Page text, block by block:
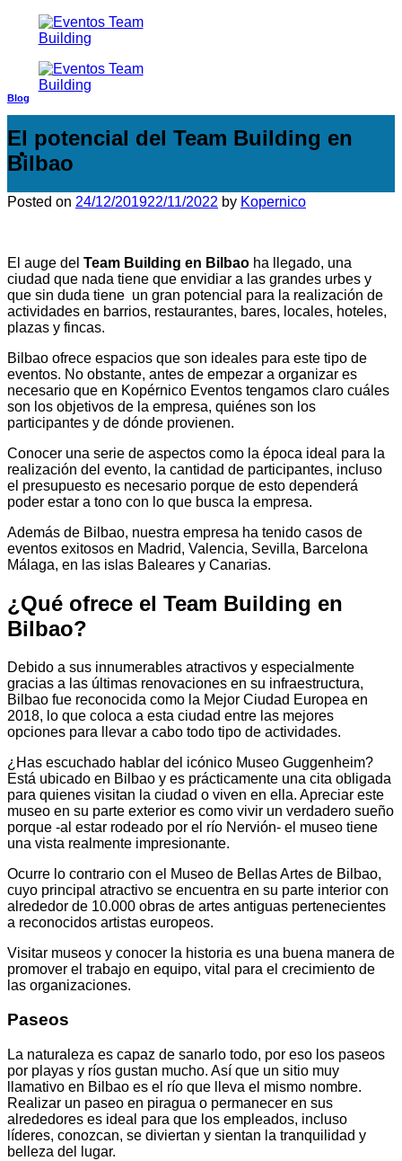
Saltar
contenido
Blog
El potencial del Team Building en
Bilbao
Posted on 24/12/201922/11/2022 by Kopernico
El auge del Team Building en Bilbao ha llegado, una
ciudad que nada tiene que envidiar a las grandes urbes y
que sin duda tiene un gran potencial para la realización de
actividades en barrios, restaurantes, bares, locales, hoteles,
plazas y fincas.
Bilbao ofrece espacios que son ideales para este tipo de
eventos. No obstante, antes de empezar a organizar es
necesario que en Kopérnico Eventos tengamos claro cuáles
son los objetivos de la empresa, quiénes son los
participantes y de dónde provienen.
Conocer una serie de aspectos como la época ideal para la
realización del evento, la cantidad de participantes, incluso
el presupuesto es necesario porque de esto dependerá
poder estar a tono con lo que busca la empresa.
Además de Bilbao, nuestra empresa ha tenido casos de
eventos exitosos en Madrid, Valencia, Sevilla, Barcelona
Málaga, en las islas Baleares y Canarias.
¿Qué ofrece el Team Building en
Bilbao?
Debido a sus innumerables atractivos y especialmente
gracias a las últimas renovaciones en su infraestructura,
Bilbao fue reconocida como la Mejor Ciudad Europea en
2018, lo que coloca a esta ciudad entre las mejores
opciones para llevar a cabo todo tipo de actividades.
¿Has escuchado hablar del icónico Museo Guggenheim?
Está ubicado en Bilbao y es prácticamente una cita obligada
para quienes visitan la ciudad o viven en ella. Apreciar este
museo en su parte exterior es como vivir un verdadero sueño
porque -al estar rodeado por el río Nervión- el museo tiene
una vista realmente impresionante.
Ocurre lo contrario con el Museo de Bellas Artes de Bilbao,
cuyo principal atractivo se encuentra en su parte interior con
alrededor de 10.000 obras de artes antiguas pertenecientes
a reconocidos artistas europeos.
Visitar museos y conocer la historia es una buena manera de
promover el trabajo en equipo, vital para el crecimiento de
las organizaciones.
Paseos
La naturaleza es capaz de sanarlo todo, por eso los paseos
por playas y ríos gustan mucho. Así que un sitio muy
llamativo en Bilbao es el río que lleva el mismo nombre.
Realizar un paseo en piragua o permanecer en sus
alrededores es ideal para que los empleados, incluso
líderes, conozcan, se diviertan y sientan la tranquilidad y
belleza del lugar.